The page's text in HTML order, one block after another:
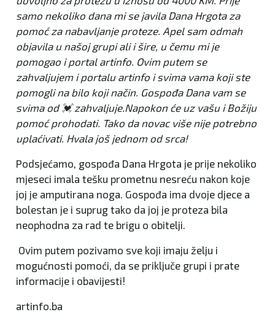
samo nekoliko dana mi se javila Dana Hrgota za
pomoć za nabavljanje proteze. Apel sam odmah
objavila u našoj grupi ali i šire, u čemu mi je
pomogao i portal artinfo. Ovim putem se
zahvaljujem i portalu artinfo i svima vama koji ste
pomogli na bilo koji način. Gospođa Dana vam se
svima od 💓 zahvaljuje.Napokon će uz vašu i Božiju
pomoć prohodati. Tako da novac više nije potrebno
uplaćivati. Hvala još jednom od srca!
Podsjećamo, gospođa Dana Hrgota je prije nekoliko
mjeseci imala tešku prometnu nesreću nakon koje
joj je amputirana noga. Gospođa ima dvoje djece a
bolestan je i suprug tako da joj je proteza bila
neophodna za rad te brigu o obitelji.
Ovim putem pozivamo sve koji imaju želju i
mogućnosti pomoći, da se priključe grupi i prate
informacije i obavijesti!
artinfo.ba